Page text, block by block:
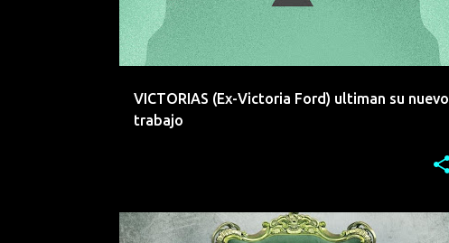
VICTORIAS (Ex-Victoria Ford) ultiman su nuevo
trabajo